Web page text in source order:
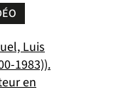
Luis
1983)).
en